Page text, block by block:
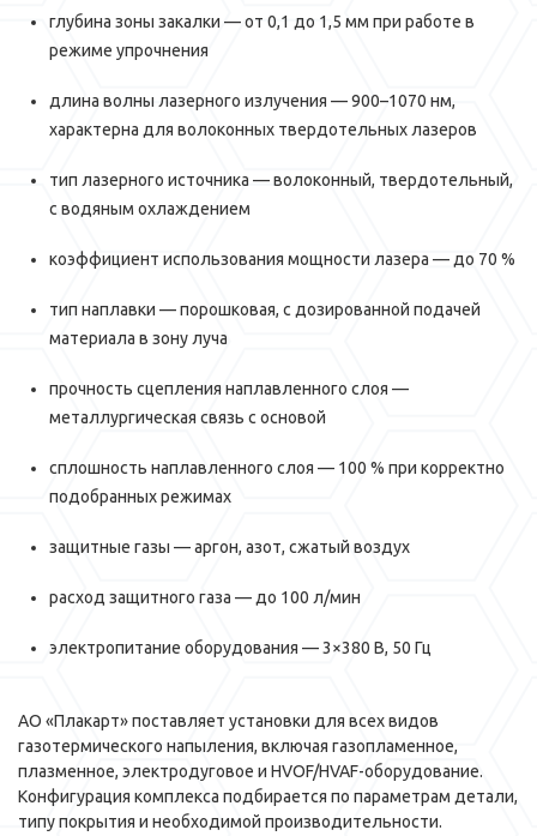
глубина зоны закалки — от 0,1 до 1,5 мм при работе в
режиме упрочнения
длина волны лазерного излучения — 900–1070 нм,
характерна для волоконных твердотельных лазеров
тип лазерного источника — волоконный, твердотельный,
с водяным охлаждением
коэффициент использования мощности лазера — до 70 %
тип наплавки — порошковая, с дозированной подачей
материала в зону луча
прочность сцепления наплавленного слоя —
металлургическая связь с основой
сплошность наплавленного слоя — 100 % при корректно
подобранных режимах
защитные газы — аргон, азот, сжатый воздух
расход защитного газа — до 100 л/мин
электропитание оборудования — 3×380 В, 50 Гц
АО «Плакарт» поставляет установки для всех видов
газотермического напыления, включая газопламенное,
плазменное, электродуговое и HVOF/HVAF-оборудование.
Конфигурация комплекса подбирается по параметрам детали,
типу покрытия и необходимой производительности.